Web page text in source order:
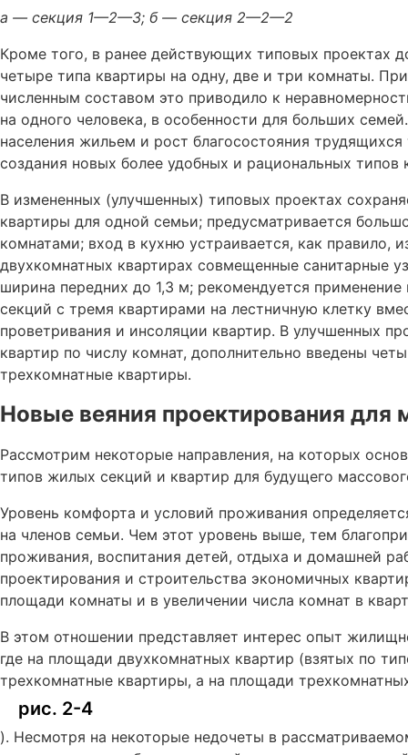
а — секция 1—2—3; б — секция 2—2—2
Кроме того, в ранее действующих типовых проектах
четыре типа квартиры на одну, две и три комнаты.
численным составом это приводило к
на одного человека, в особенности для больших
населения жильем и рост благосостояния
создания новых более удобных и рациональных типов
В измененных (улучшенных) типовых проектах
квартиры для одной семьи; предусматривается
комнатами; вход в кухню устраивается, как правило,
двухкомнатных квартирах совмещенные санитарные
ширина передних до 1,3 м; рекомендуется применение
секций с тремя квартирами на лестничную клетку
проветривания и инсоляции квартир. В улучшенных
квартир по числу комнат, дополнительно введены
трехкомнатные квартиры.
Новые веяния проектирования для
Рассмотрим некоторые направления, на которых
типов жилых секций и квартир для будущего
Уровень комфорта и условий проживания
на членов семьи. Чем этот уровень выше, тем
проживания, воспитания детей, отдыха и домашней
проектирования и строительства экономичных
площади комнаты и в увеличении числа комнат в
В этом отношении представляет интерес опыт
где на площади двухкомнатных квартир (взятых по
трехкомнатные квартиры, а на площади
рис. 2-4
). Несмотря на некоторые недочеты в